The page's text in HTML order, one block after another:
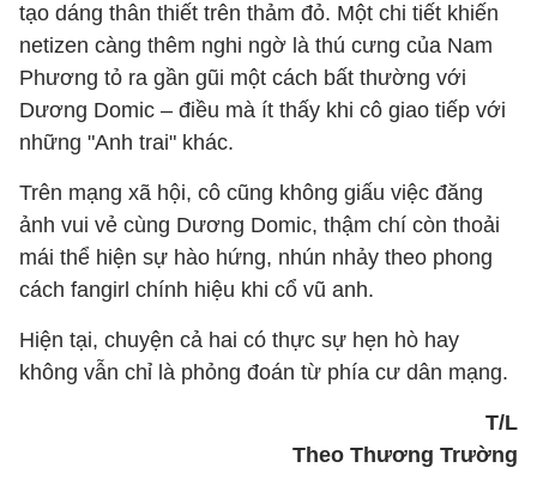
tạo dáng thân thiết trên thảm đỏ. Một chi tiết khiến
netizen càng thêm nghi ngờ là thú cưng của Nam
Phương tỏ ra gần gũi một cách bất thường với
Dương Domic – điều mà ít thấy khi cô giao tiếp với
những "Anh trai" khác.
Trên mạng xã hội, cô cũng không giấu việc đăng
ảnh vui vẻ cùng Dương Domic, thậm chí còn thoải
mái thể hiện sự hào hứng, nhún nhảy theo phong
cách fangirl chính hiệu khi cổ vũ anh.
Hiện tại, chuyện cả hai có thực sự hẹn hò hay
không vẫn chỉ là phỏng đoán từ phía cư dân mạng.
T/L
Theo Thương Trường